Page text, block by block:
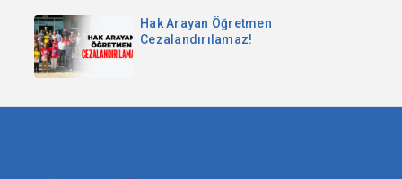
Hak Arayan Öğretmen
Cezalandırılamaz!